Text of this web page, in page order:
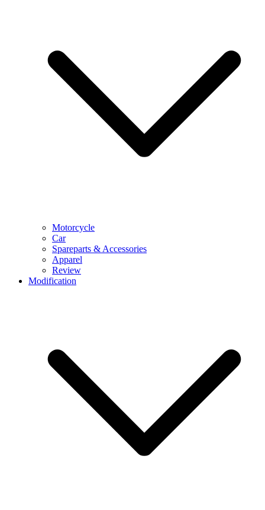
Motorcycle
Car
Spareparts & Accessories
Apparel
Review
Modification